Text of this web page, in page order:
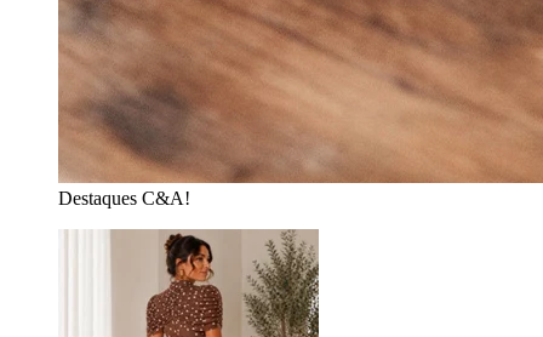
Destaques C&A!